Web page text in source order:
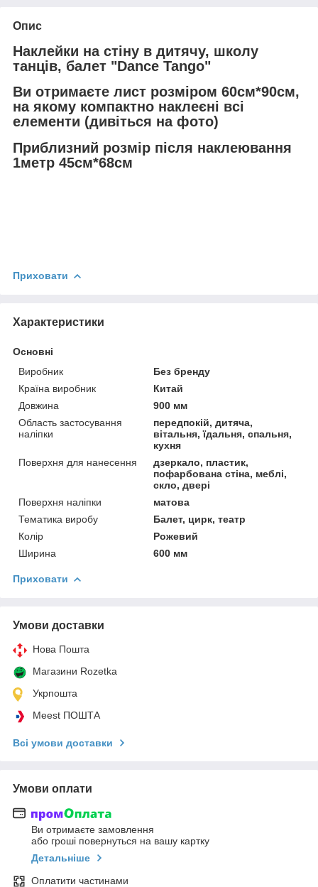
Опис
Наклейки на стіну в дитячу, школу
танців, балет "Dance Tango"
Ви отримаєте лист розміром 60см*90см,
на якому компактно наклеєні всі
елементи (дивіться на фото)
Приблизний розмір після наклеювання
1метр 45см*68см
Приховати
Характеристики
Основні
Виробник
Без бренду
Країна виробник
Китай
Довжина
900 мм
Область застосування
наліпки
передпокій, дитяча,
вітальня, їдальня, спальня,
кухня
Поверхня для нанесення
дзеркало, пластик,
пофарбована стіна, меблі,
скло, двері
Поверхня наліпки
матова
Тематика виробу
Балет, цирк, театр
Колір
Рожевий
Ширина
600 мм
Приховати
Умови доставки
Нова Пошта
Магазини Rozetka
Укрпошта
Meest ПОШТА
Всі умови доставки
Умови оплати
Ви отримаєте замовлення
або гроші повернуться на вашу картку
Детальніше
Оплатити частинами